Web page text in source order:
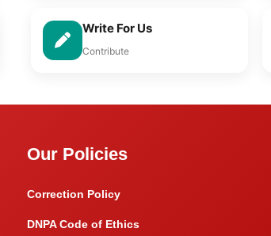
Write For Us
Contribute
Our Policies
Correction Policy
DNPA Code of Ethics